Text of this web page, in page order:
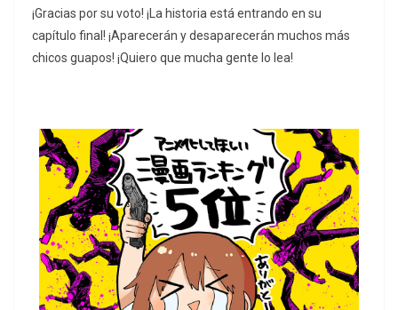
¡Gracias por su voto! ¡La historia está entrando en su
capítulo final! ¡Aparecerán y desaparecerán muchos más
chicos guapos! ¡Quiero que mucha gente lo lea!